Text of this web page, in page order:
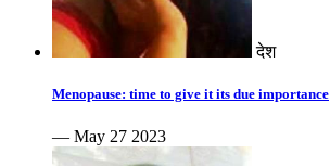
देश
Menopause: time to give it its due importance
— May 27 2023